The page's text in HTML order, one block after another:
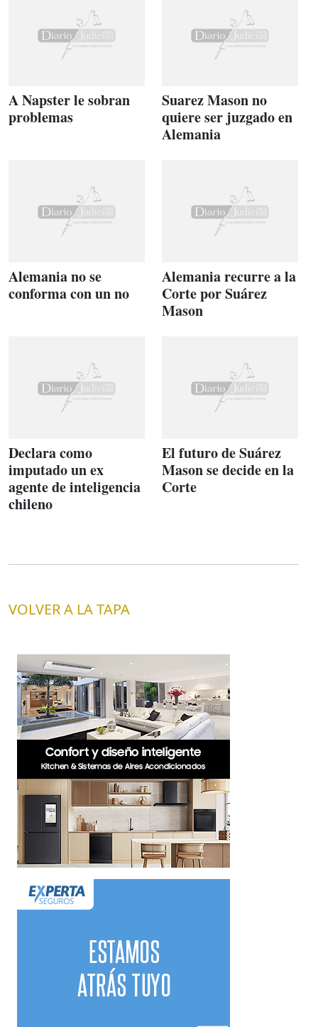
A Napster le sobran
problemas
Suarez Mason no
quiere ser juzgado en
Alemania
Alemania no se
conforma con un no
Alemania recurre a la
Corte por Suárez
Mason
Declara como
imputado un ex
agente de inteligencia
chileno
El futuro de Suárez
Mason se decide en la
Corte
VOLVER A LA TAPA